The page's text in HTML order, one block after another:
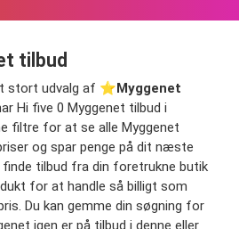
tilbud
stort udvalg af ⭐️Myggenet
Hi five 0 Myggenet tilbud i
filtre for at se alle Myggenet
og spar penge på dit næste
tilbud fra din foretrukne butik
for at handle så billigt som
Du kan gemme din søgning for
igen er på tilbud i denne eller